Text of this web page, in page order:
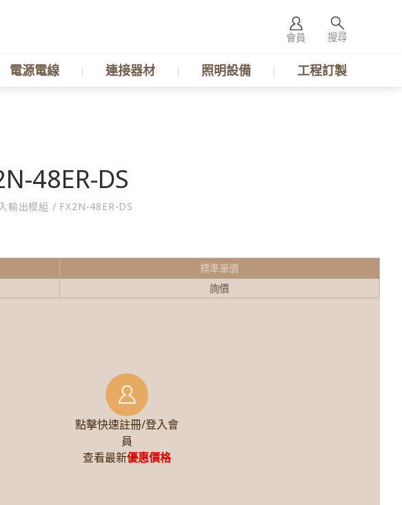
會員 搜尋
電源電線 連接器材 照明設備 工程訂製
48ER-DS
輸出模組 / FX2N-48ER-DS
點擊快速註冊/登入會
員
查看最新優惠價格
標準單價
詢價